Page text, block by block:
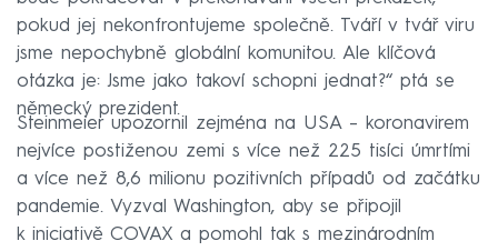
pokud jej nekonfrontujeme společně. Tváří v tvář viru
jsme nepochybně globální komunitou. Ale klíčová
otázka je: Jsme jako takoví schopni jednat?“ ptá se
německý prezident.
Steinmeier upozornil zejména na USA – koronavirem
nejvíce postiženou zemi s více než 225 tisíci úmrtími
a více než 8,6 milionu pozitivních případů od začátku
pandemie. Vyzval Washington, aby se připojil
k iniciativě COVAX a pomohl tak s mezinárodním